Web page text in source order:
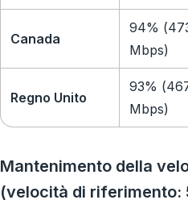
Canada
94%
Mbps)
Regno Unito
93%
Mbps)
Mantenimento della
(velocità di riferimento: